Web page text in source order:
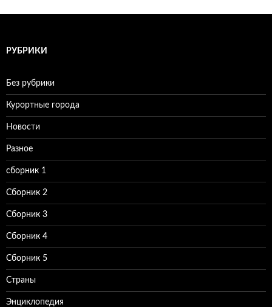
РУБРИКИ
Без рубрики
Курортные города
Новости
Разное
сборник 1
Сборник 2
Сборник 3
Сборник 4
Сборник 5
Страны
Энциклопедия